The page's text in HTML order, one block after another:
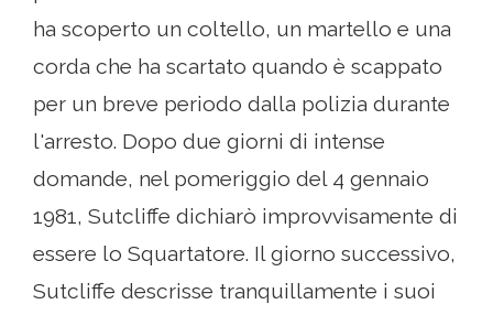
ha scoperto un coltello, un martello e una
corda che ha scartato quando è scappato
per un breve periodo dalla polizia durante
l'arresto. Dopo due giorni di intense
domande, nel pomeriggio del 4 gennaio
1981, Sutcliffe dichiarò improvvisamente di
essere lo Squartatore. Il giorno successivo,
Sutcliffe descrisse tranquillamente i suoi